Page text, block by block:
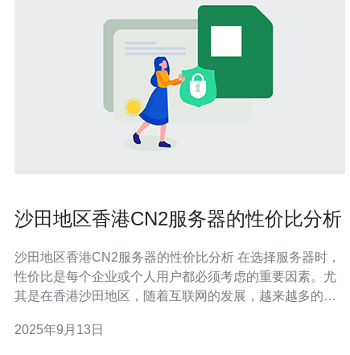
沙田地区香港CN2服务器的性价比分析
沙田地区香港CN2服务器的性价比分析 在选择服务器时，
性价比是每个企业或个人用户都必须考虑的重要因素。尤
其是在香港沙田地区，随着互联网的发展，越来越多的企
三条精华内容，为您揭示沙田地区香港CN2服务器的性价
2025年9月13日